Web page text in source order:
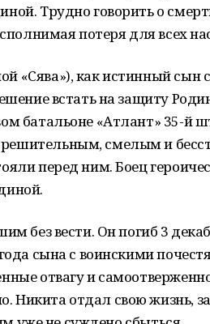
Трудно говорить о
потеря для всех
«Сява»), как истинный сын
встать на защиту
батальоне «Атлант» 35-й
смелым и
перед ним. Боец
без вести. Он погиб 3
сына с воинскими
отвагу и
Никита отдал свою жизнь,